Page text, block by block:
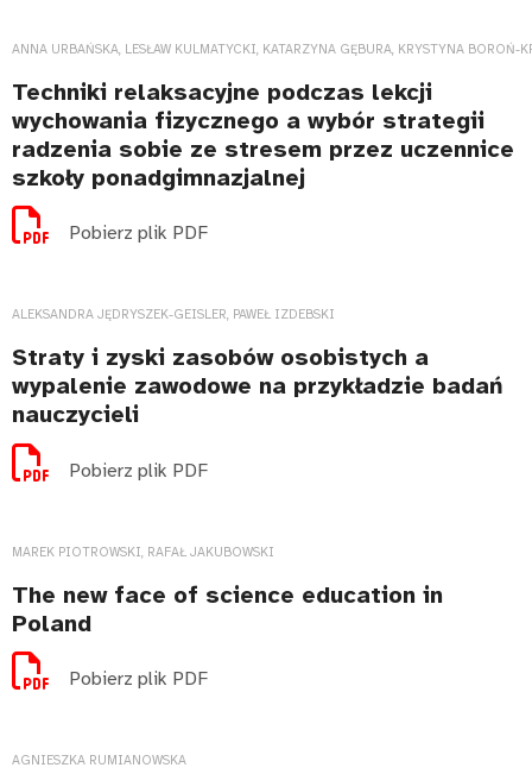
ANNA URBAŃSKA, LESŁAW KULMATYCKI, KATARZYNA GĘBURA, KRYSTYNA BOROŃ-
Techniki relaksacyjne podczas lekcji
wychowania fizycznego a wybór strategii
radzenia sobie ze stresem przez uczennice
szkoły ponadgimnazjalnej
Pobierz plik PDF
ALEKSANDRA JĘDRYSZEK-GEISLER, PAWEŁ IZDEBSKI
Straty i zyski zasobów osobistych a
wypalenie zawodowe na przykładzie badań
nauczycieli
Pobierz plik PDF
MAREK PIOTROWSKI, RAFAŁ JAKUBOWSKI
The new face of science education in
Poland
Pobierz plik PDF
AGNIESZKA RUMIANOWSKA